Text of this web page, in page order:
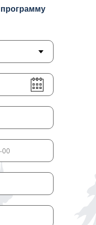
программу